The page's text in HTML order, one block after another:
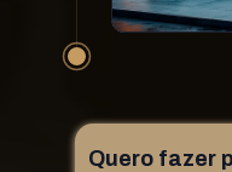
Quero fazer